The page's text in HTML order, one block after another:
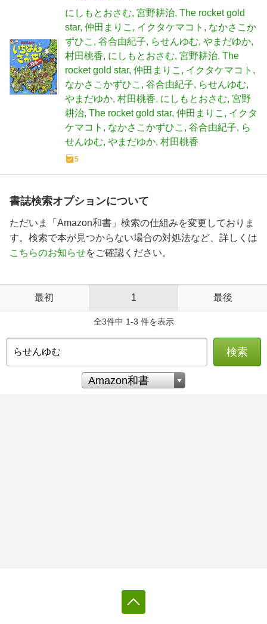
にしもとおさむ 宮野耕治 The rocket gold
star 仲田まりこ イクタケマコト
なかさこか
ずひこ
谷合由紀子 らせんゆむ やまだゆか
村田桃香 にしもとおさむ 宮野耕治 The
rocket gold star 仲田まりこ
イクタケマコト
なかさこかずひこ
谷合由紀子
らせんゆむ
やまだゆか 村田桃香 にしもとおさむ 宮野
耕治 The rocket gold star 仲田まりこ
イクタ
ケマコト
なかさこかずひこ 谷合由紀子
ら
せんゆむ やまだゆか 村田桃香
5
書誌検索オプションについて
ただいま「Amazon和書」検索の仕組みを変更しておりま
す。検索で本が見つからない場合の対処法など、詳しくは
こちらのお知らせをご確認ください。
最初 1 最後
全3件中 1-3 件を表示
検索